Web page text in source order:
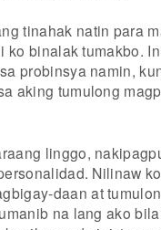
tinahak natin para
ko binalak tumakbo.
probinsya namin,
aking tumulong
linggo,
Nilinaw
daan at
na lang ako